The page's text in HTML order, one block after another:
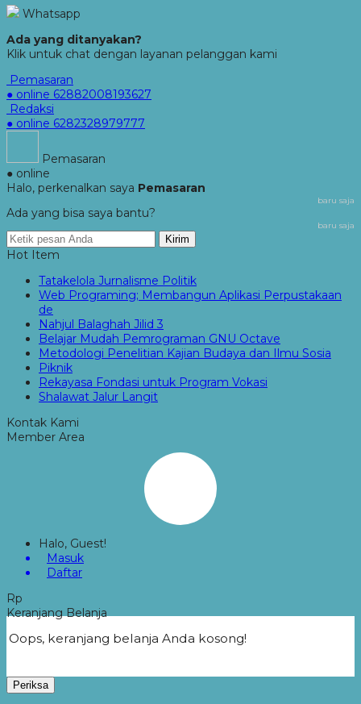
Whatsapp
Ada yang ditanyakan?
Klik untuk chat dengan layanan pelanggan kami
Pemasaran
● online 62882008193627
Redaksi
● online 6282328979777
Pemasaran
● online
Halo, perkenalkan saya Pemasaran
baru saja
Ada yang bisa saya bantu?
baru saja
Kirim
Hot Item
Tatakelola Jurnalisme Politik
Web Programing; Membangun Aplikasi Perpustakaan
de
Nahjul Balaghah Jilid 3
Belajar Mudah Pemrograman GNU Octave
Metodologi Penelitian Kajian Budaya dan Ilmu Sosia
Piknik
Rekayasa Fondasi untuk Program Vokasi
Shalawat Jalur Langit
Kontak Kami
Member Area
Halo, Guest!
Masuk
Daftar
Rp
Keranjang Belanja
Oops, keranjang belanja Anda kosong!
Periksa